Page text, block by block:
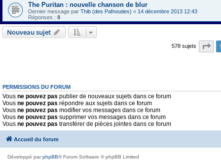
The Puritan : nouvelle chanson de blur
Dernier message par Thib (des Pafnouties) « 14 décembre 2013 12:43
Réponses : 8
Nouveau sujet
578 sujets
PERMISSIONS DU FORUM
Vous ne pouvez pas publier de nouveaux sujets dans ce forum
Vous ne pouvez pas répondre aux sujets dans ce forum
Vous ne pouvez pas modifier vos messages dans ce forum
Vous ne pouvez pas supprimer vos messages dans ce forum
Vous ne pouvez pas transférer de pièces jointes dans ce forum
Accueil du forum
Développé parphpBB® Forum Software © phpBB Limited